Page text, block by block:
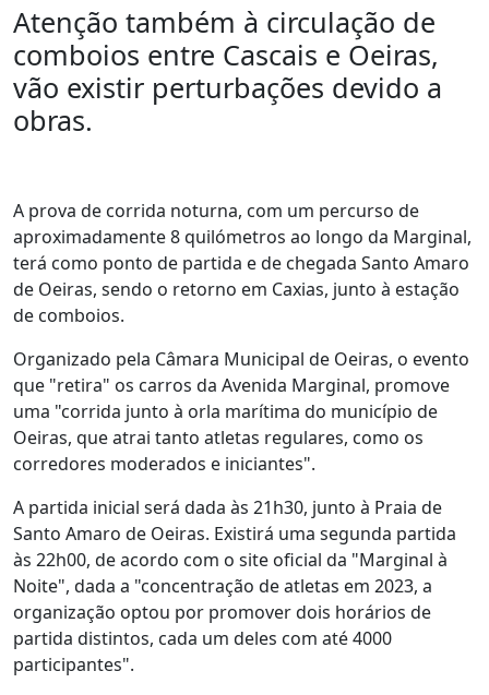
Atenção também à circulação de
comboios entre Cascais e Oeiras,
vão existir perturbações devido a
obras.
A prova de corrida noturna, com um percurso de
aproximadamente 8 quilómetros ao longo da Marginal,
terá como ponto de partida e de chegada Santo Amaro
de Oeiras, sendo o retorno em Caxias, junto à estação
de comboios.
Organizado pela Câmara Municipal de Oeiras, o evento
que "retira" os carros da Avenida Marginal, promove
uma "corrida junto à orla marítima do município de
Oeiras, que atrai tanto atletas regulares, como os
corredores moderados e iniciantes".
A partida inicial será dada às 21h30, junto à Praia de
Santo Amaro de Oeiras. Existirá uma segunda partida
às 22h00, de acordo com o site oficial da "Marginal à
Noite", dada a "concentração de atletas em 2023, a
organização optou por promover dois horários de
partida distintos, cada um deles com até 4000
participantes".